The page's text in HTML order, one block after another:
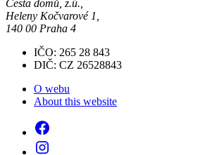
Cesta domů, z.ú.,
Heleny Kočvarové 1,
140 00 Praha 4
IČO: 265 28 843
DIČ: CZ 26528843
O webu
About this website